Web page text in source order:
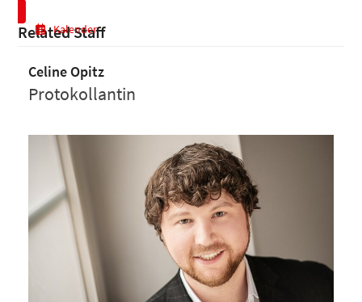
Kalender
Related Staff
Celine Opitz
Protokollantin